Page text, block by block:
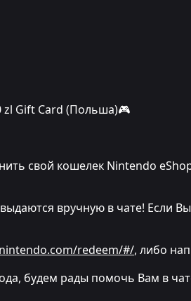
zl Gift Card (Польша)🎮
свой кошелек Nintendo
вручную в чате! Если
redeem/#/, либо
будем рады помочь Вам в